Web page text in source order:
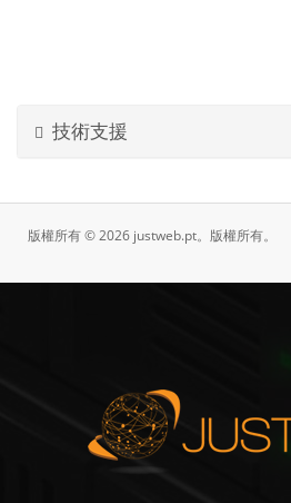
技術支援
版權所有 © 2026 justweb.pt。版權所有。